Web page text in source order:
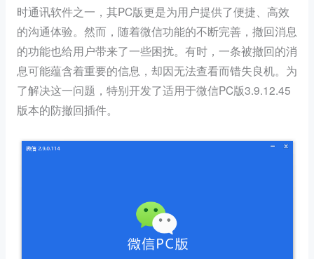
时通讯软件之一，其PC版更是为用户提供了便捷、高效
的沟通体验。然而，随着微信功能的不断完善，撤回消息
的功能也给用户带来了一些困扰。有时，一条被撤回的消
息可能蕴含着重要的信息，却因无法查看而错失良机。为
了解决这一问题，特别开发了适用于微信PC版3.9.12.45
版本的防撤回插件。